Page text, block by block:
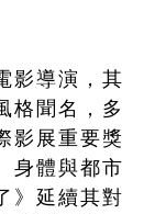
影導演，其
格聞名，多
影展重要獎
身體與都市
》延續其對